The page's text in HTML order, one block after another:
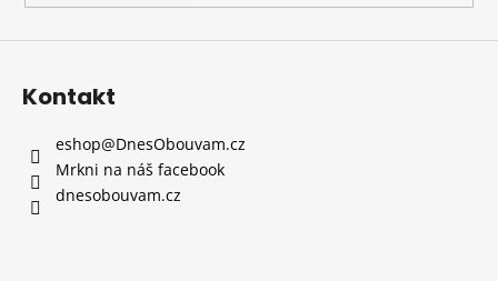
Kontakt
eshop@DnesObouvam.cz
Mrkni na náš facebook
dnesobouvam.cz